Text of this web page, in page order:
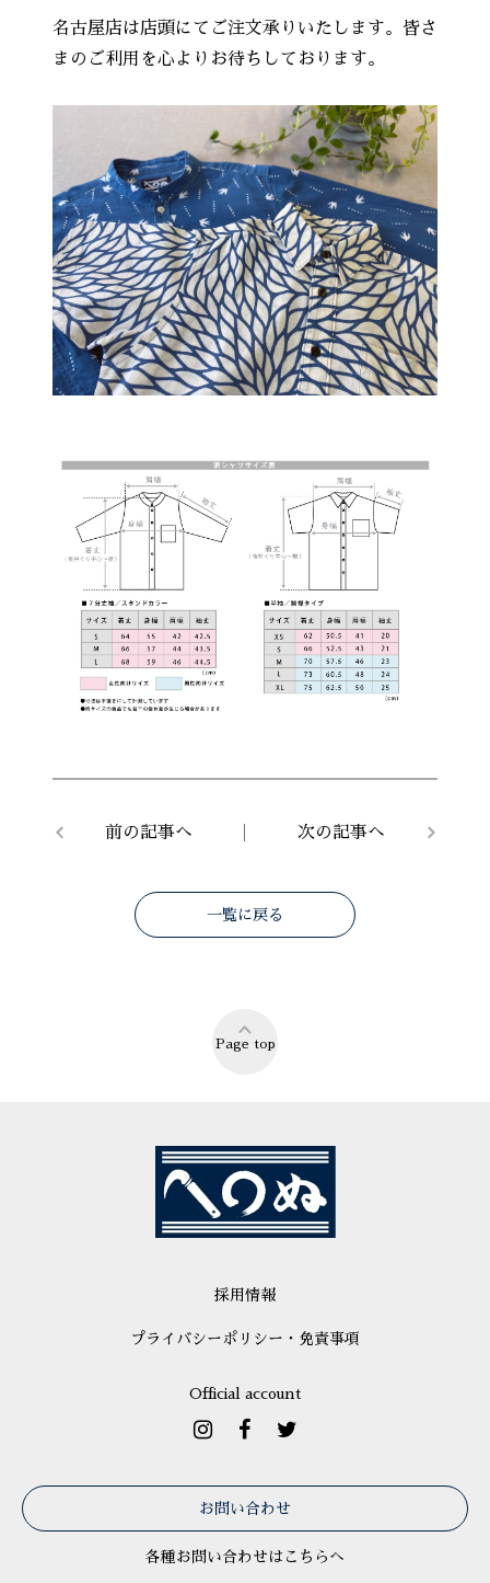
名古屋店は店頭にてご注文承りいたします。皆さ
まのご利用を心よりお待ちしております。
前の記事へ 次の記事へ
一覧に戻る
Page top
採用情報
プライバシーポリシー・免責事項
Official account
お問い合わせ
各種お問い合わせはこちらへ